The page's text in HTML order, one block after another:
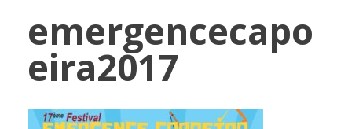
emergencecapo
eira2017